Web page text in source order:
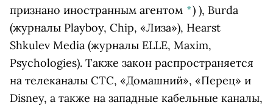
признано иностранным агентом *) ), Burda
(журналы Playboy, Chip, «Лиза»), Hearst
Shkulev Media (журналы ELLE, Maxim,
Psychologies). Также закон распространяется
на телеканалы СТС, «Домашний», «Перец» и
Disney, а также на западные кабельные каналы,